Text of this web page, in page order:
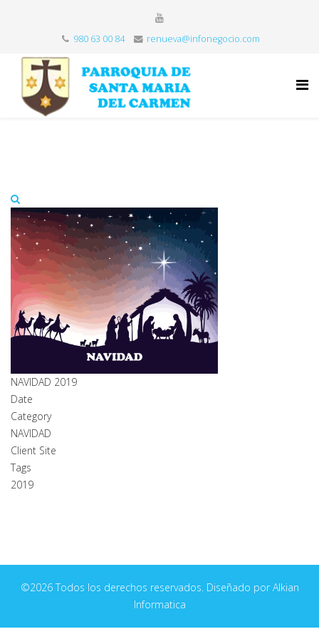
980 63 00 84 renueva@infonegocio.com
NAVIDAD 2019
Date
Category
NAVIDAD
Client Site
Tags
2019
©2026 Todos los derechos reservados. Diseñado por Alkian
Informatica